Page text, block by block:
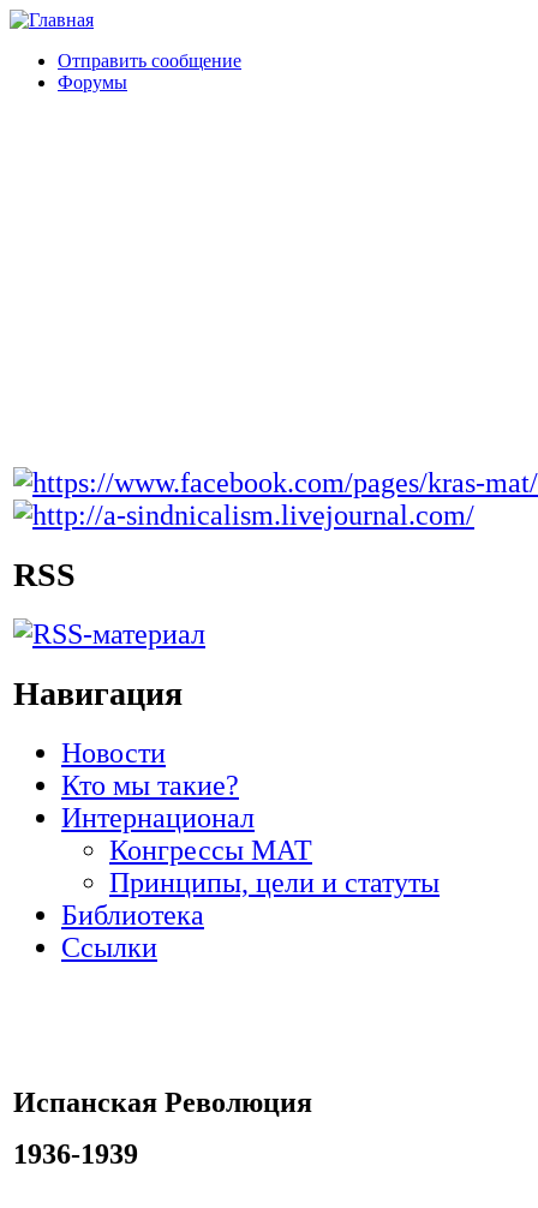
Отправить сообщение
Форумы
RSS
Навигация
Новости
Кто мы такие?
Интернационал
Конгрессы МАТ
Принципы, цели и статуты
Библиотека
Ссылки
Испанская Революция
1936-1939